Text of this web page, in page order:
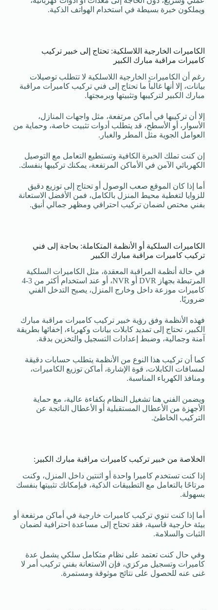
ويملكون خبرة بسيطة في استخدام الهواتف الذكية.
الكاميرات الخارجية اللاسلكية: تحتاج إلى خبير تركيب
كاميرات مراقبة مبارك الكبير
رغم أن الكاميرات الخارجية اللاسلكية لا تتطلب توصيلات
بيانات، إلا أنها غالباً ما تحتاج إلى فني تركيب كاميرات مراقبة
مبارك الكبير لتركيبها وتثبيتها وبرمجتها.
إلا أن تركيبها في أماكن مرتفعة، مثل واجهات المنازل،
الأسوار، أو الأسطح، قد يتطلب أدوات تثبيت خاصة، وحماية من
العوامل الجوية مثل المطر والغبار.
إن كنت تملك الخبرة الكافية وتستطيع التعامل مع التوصيل
الكهربائي الآمن في الأماكن المرتفعة، يمكنك تركيبها بنفسك.
أما إذا كان الموقع صعب الوصول أو تحتاج إلى توزيع دقيق
للزوايا لتغطية محيط المنزل بالكامل، فمن الأفضل الاستعانة
بفني مختص لضمان تركيب احترافي ومظهر جمالي أنيق.
الكاميرات السلكية أو الأنظمة المتكاملة: بحاجة إلى فني
تركيب كاميرات مراقبة مبارك الكبير
في حالة أنظمة المراقبة المعقدة، مثل الكاميرات السلكية
المرتبطة بجهاز DVR أو NVR، أو عند استخدام أكثر من 3-4
كاميرات موزعة داخل وخارج المنزل، يصبح التدخل الفني
ضروريًا.
فهذه الأنظمة وفق رؤية خبير تركيب كاميرات مراقبة مبارك
الكبير، تحتاج إلى تمديد كابلات بيانات وكهرباء، إخفائها بطريقة
آمنة وجمالية، وضبط إعدادات التسجيل والتخزين بدقة.
كما أن تركيب هذا النوع من الأنظمة يتطلب حسابات دقيقة
لمسافات الكابلات، قوة الإشارة، أماكن توزيع الكاميرات،
ومنافذ الكهرباء المناسبة.
ويضمن الفني هنا تشغيل النظام بكفاءة عالية، مع حماية
الأجهزة من الأعطال المستقبلية أو الأعطال الناتجة عن
التركيب الخاطئ.
الخلاصة من خبير تركيب كاميرات مراقبة مبارك الكبير:
إذا كنت تستخدم كاميرا واحدة أو اثنتين داخل المنزل، وكنت
مرتاحًا بالتعامل مع التطبيقات الذكية، فبإمكانك تثبيتها بنفسك
بسهولة.
أما إذا كنت تنوي تركيب كاميرات خارجية في أماكن مرتفعة أو
بيئة خارجية قاسية، فقد تحتاج إلى مساعدة احترافية لضمان
الثبات والسلامة.
وفي حال كنت تعتمد على نظام متكامل سلكي يشمل عدة
كاميرات وتسجيل مركزي، فإن الاستعانة بفني تركيب أمر لا
غنى عنه للحصول على نتائج موثوقة ومستمرة.